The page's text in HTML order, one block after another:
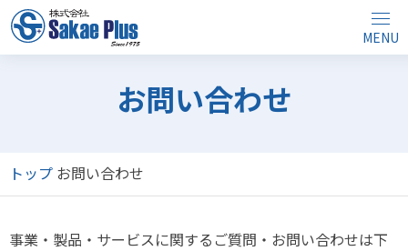
MENU
お問い合わせ
トップ お問い合わせ
事業・製品・サービスに関するご質問・お問い合わせは下